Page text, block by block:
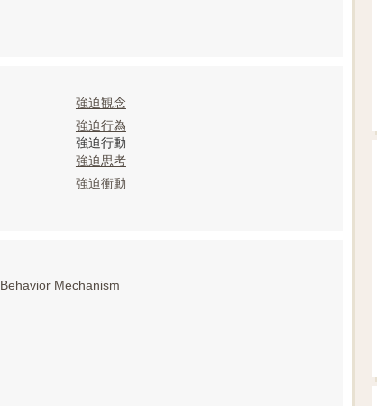
強迫観念
強迫行為
強迫行動
強迫思考
強迫衝動
Behavior Mechanism